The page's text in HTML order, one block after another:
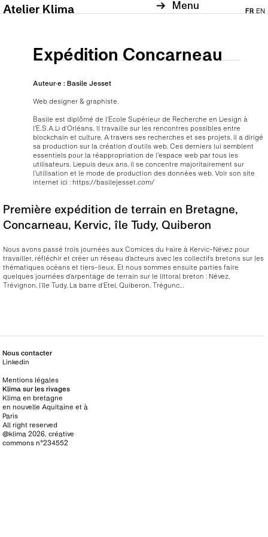
Atelier Klima Menu FR EN
Expédition Concarneau
Auteur·e : Basile Jesset
Web designer & graphiste
Basile est diplômé de l’Ecole Supérieur de Recherche en Design à
l'E.S.A.D d’Orléans. Il travaille sur les rencontres possibles entre
blockchain et culture. A travers ses recherches et ses projets, il a dirigé
sa production sur la création d’outils web. Ces derniers lui semblent
essentiels pour la réappropriation de l'espace web par tous les
utilisateurs. Depuis deux ans, il se concentre majoritairement sur
l'utilisation et le mode de production des données web. Voir son site
internet ici : https://basilejesset.com/
Première expédition de terrain en Bretagne,
Concarneau, Kervic, île Tudy, Quiberon
Nous avons passé trois journées aux Comices du Faire à Kervic-Névez pour
travailler, réfléchir et créer un réseau d’acteurs avec les collectifs bretons sur les
thématiques océans et tiers-lieux. Et nous sommes ensuite parties faire
quelques journées d’arpentage de terrain sur le littoral breton : Névez,
Trévignon, l’île Tudy, La barre d’Etel, Quiberon, Trégunc…
Nous contacter
Linkedin
Mentions légales
Klima sur les rivages
Klima en bretagne
en nouvelle Aquitaine et à
Paris
All right reserved
@klima 2026, créative
commons n°234552